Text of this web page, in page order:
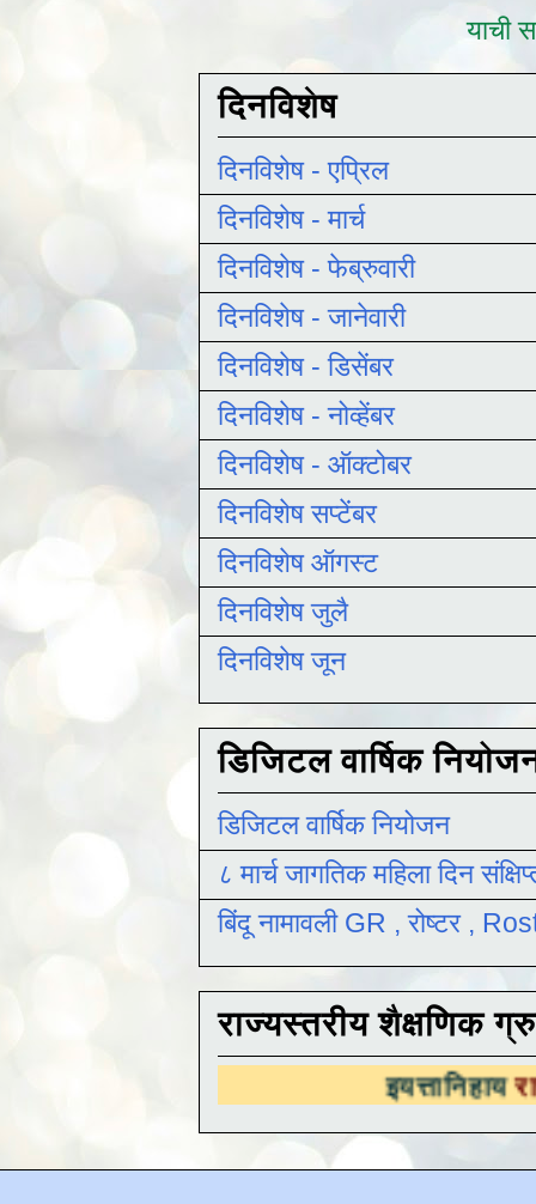
याची
दिनविशेष
दिनविशेष - एप्रिल
दिनविशेष - मार्च
दिनविशेष - फेब्रुवारी
दिनविशेष - जानेवारी
दिनविशेष - डिसेंबर
दिनविशेष - नोव्हेंबर
दिनविशेष - ऑक्टोबर
दिनविशेष सप्टेंबर
दिनविशेष ऑगस्ट
दिनविशेष जुलै
दिनविशेष जून
डिजिटल वार्षिक
डिजिटल वार्षिक नियोजन
८ मार्च जागतिक महिला दिन
बिंदू नामावली GR , रोष्टर ,
राज्यस्तरीय शैक्षणिक
राज्यस्तरीय